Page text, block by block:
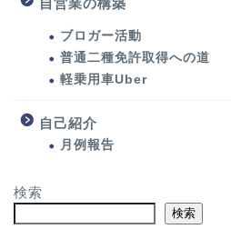
自営業の構築
ブロガー活動
普通二種免許取得への道
軽乗用車Uber
自己紹介
月例報告
検索
検索